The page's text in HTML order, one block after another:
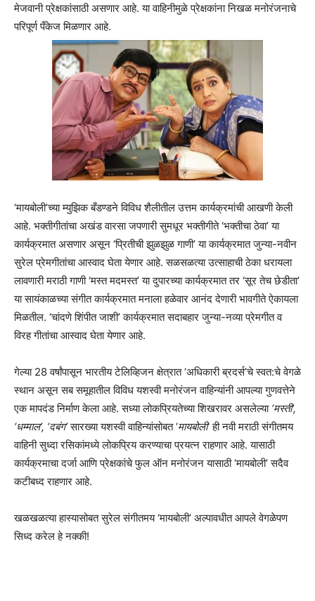
मेजवानी प्रेक्षकांसाठी असणार आहे. या वाहिनीमुळे प्रेक्षकांना निखळ मनोरंजनाचे
परिपूर्ण पँकेज मिळणार आहे.
‘मायबोली’च्या म्युझिक बँडण्डने विविध शैलीतील उत्तम कार्यक्रमांची आखणी केली
आहे. भक्तीगीतांचा अखंड वारसा जपणारी सुमधूर भक्तीगीते ‘भक्तीचा ठेवा’ या
कार्यक्रमात असणार असून ‘प्रितीची झुळझुळ गाणी’ या कार्यक्रमात जुन्या-नवीन
सुरेल प्रेमगीतांचा आस्वाद घेता येणार आहे. सळसळत्या उत्साहाची ठेका धरायला
लावणारी मराठी गाणी ‘मस्त मदमस्त’ या दुपारच्या कार्यक्रमात तर ‘सूर तेच छेडीता’
या सायंकाळच्या संगीत कार्यक्रमात मनाला हळेवार आनंद देणारी भावगीते ऐकायला
मिळतील. ‘चांदणे शिंपीत जाशी’ कार्यक्रमात सदाबहार जुन्या-नव्या प्रेमगीत व
विरह गीतांचा आस्वाद घेता येणार आहे.
गेल्या 28 वर्षांपासून भारतीय टेलिव्हिजन क्षेत्रात ‘अधिकारी ब्रदर्स’चे स्वत:चे वेगळे
स्थान असून सब समूहातील विविध यशस्वी मनोरंजन वाहिन्यांनी आपल्या गुणवत्तेने
एक मापदंड निर्माण केला आहे. सध्या लोकप्रियतेच्या शिखरावर असलेल्या ‘मस्ती’,
‘धम्माल’, ‘दबंग’सारख्या यशस्वी वाहिन्यांसोबत ‘मायबोली’ ही नवी मराठी संगीतमय
वाहिनी सुध्दा रसिकांमध्ये लोकप्रिय करण्याचा प्रयत्न राहणार आहे. यासाठी
कार्यक्रमाचा दर्जा आणि प्रेक्षकांचे फुल ऑन मनोरंजन यासाठी ‘मायबोली’ सदैव
कटीबध्द राहणार आहे.
खळखळत्या हास्यासोबत सुरेल संगीतमय ‘मायबोली’ अल्पावधीत आपले वेगळेपण
सिध्द करेल हे नक्की!